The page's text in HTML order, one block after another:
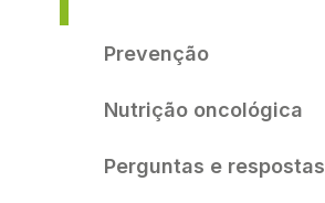
Prevenção
Nutrição oncológica
Perguntas e respostas